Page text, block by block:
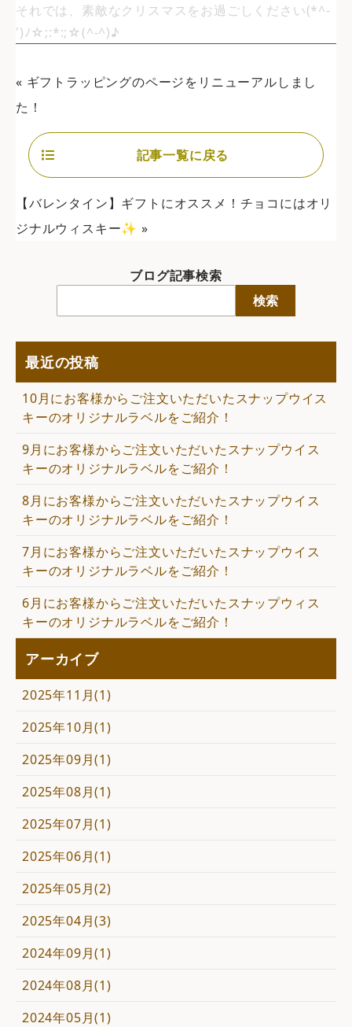
それでは、素敵なクリスマスをお過ごしください(*^-
')ﾉ☆;:*:;☆(^-^)♪
« ギフトラッピングのページをリニューアルしまし
た！
記事一覧に戻る
【バレンタイン】ギフトにオススメ！チョコにはオリ
ジナルウィスキー✨»
ブログ記事検索
検索
最近の投稿
10月にお客様からご注文いただいたスナップウイス
キーのオリジナルラベルをご紹介！
9月にお客様からご注文いただいたスナップウイス
キーのオリジナルラベルをご紹介！
8月にお客様からご注文いただいたスナップウイス
キーのオリジナルラベルをご紹介！
7月にお客様からご注文いただいたスナップウイス
キーのオリジナルラベルをご紹介！
6月にお客様からご注文いただいたスナップウィス
キーのオリジナルラベルをご紹介！
アーカイブ
2025年11月(1)
2025年10月(1)
2025年09月(1)
2025年08月(1)
2025年07月(1)
2025年06月(1)
2025年05月(2)
2025年04月(3)
2024年09月(1)
2024年08月(1)
2024年05月(1)